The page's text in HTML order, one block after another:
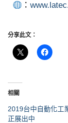
：
分享此文：
相關
2019台中自動化工
正展出中